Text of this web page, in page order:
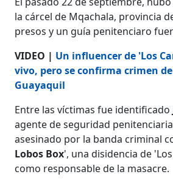
la cárcel de Mqachala, provincia
presos y un guía penitenciaro
VIDEO | Un influencer de 'Los
vivo, pero se confirma crimen
Guayaquil
Entre las víctimas fue identificado
agente de seguridad
asesinado por la banda criminal
Lobos Box', una disidencia de
como responsable de la masacre.